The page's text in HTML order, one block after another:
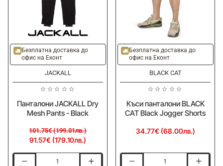
-10%
Безплатна доставка до
офис на Еконт
JACKALL
Панталони JACKALL Dry
Mesh Pants - Black
91.57€ (179.10лв.)
101.75€ (199.01лв.)
Безплатна доставка до
офис на Еконт
BLACK CAT
Къси панталони BLACK
CAT Black Jogger Shorts
34.77€ (68.00лв.)